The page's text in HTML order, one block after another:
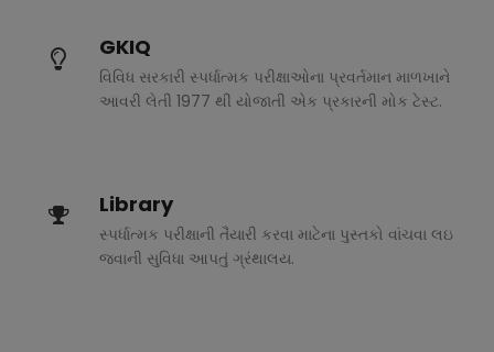
GKIQ
વિવિધ સરકારી સ્પર્ધાત્મક પરીક્ષાઓના પ્રવર્તમાન માળખાને
આવરી લેતી 1977 થી યોજાતી એક પ્રકારની મોક ટેસ્ટ.
Library
સ્પર્ધાત્મક પરીક્ષાની તૈયારી કરવા માટેના પુસ્તકો વાંચવા લઇ
જવાની સુવિધા આપતું ગ્રંથાલય.